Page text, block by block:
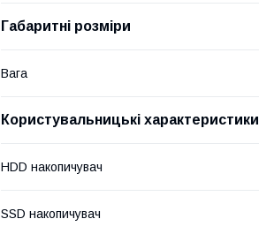
Габаритні розміри
Вага
Користувальницькі характеристики
HDD накопичувач
SSD накопичувач